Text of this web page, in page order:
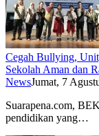
Cegah Bullying,
Sekolah Aman dan
NewsJumat, 7
Suarapena.com,
pendidikan yang…